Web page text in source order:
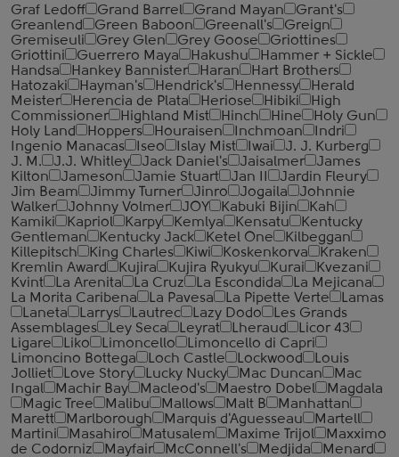
Graf Ledoff
Grand Barrel Grand Mayan
Grant's
Greanlend
Green Baboon Greenall's
Greign
Gremiseuli
Grey Glen Grey Goose
Griottines
Griottini
Guerrero Maya Hakushu
Hammer + Sickle
Handsa
Hankey Bannister Haran
Hart Brothers
Hatozaki
Hayman's Hendrick's Hennessy
Herald
Meister
Herencia de Plata Heriose Hibiki
High
Commissioner
Highland Mist Hinch Hine
Holy Gun
Holy Land
Hoppers Houraisen Inchmoan
Indri
Ingenio Manacas
Iseo Islay Mist Iwai
J. J. Kurberg
J. M.
J.J. Whitley Jack Daniel's Jaisalmer
James
Kilton
Jameson Jamie Stuart Jan II
Jardin Fleury
Jim Beam
Jimmy Turner Jinro Jogaila
Johnnie
Walker
Johnny Volmer JOY Kabuki Bijin
Kah
Kamiki
Kapriol Karpy Kemlya Kensatu
Kentucky
Gentleman
Kentucky Jack Ketel One
Kilbeggan
Killepitsch
King Charles Kiwi Koskenkorva
Kraken
Kremlin Award
Kujira Kujira Ryukyu Kurai
Kvezani
Kvint
La Arenita La Cruz La Escondida
La Mejicana
La Morita Caribena
La Pavesa La Pipette Verte
Lamas
Laneta
Larrys Lautrec Lazy Dodo
Les Grands
Assemblages
Ley Seca Leyrat Lheraud
Licor 43
Ligare
Liko Limoncello
Limoncello di Capri
Limoncino Bottega
Loch Castle Lockwood
Louis
Jolliet
Love Story Lucky Nucky Mac Duncan
Mac
Ingal
Machir Bay Macleod's Maestro Dobel
Magdala
Magic Tree
Malibu Mallows Malt B
Manhattan
Marett
Marlborough Marquis d'Aguesseau
Martell
Martini
Masahiro Matusalem Maxime Trijol
Maxximo
de Codorniz
Mayfair McConnell's Medjida
Menard